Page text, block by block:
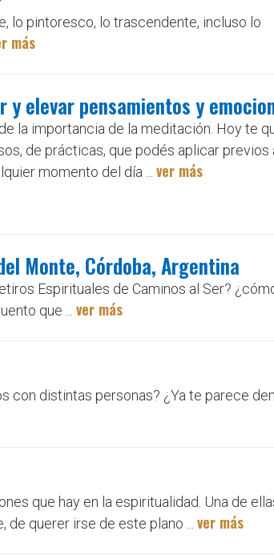
lo pintoresco, lo trascendente, incluso lo
más
y elevar pensamientos y
la importancia de la meditación. Hoy te
de prácticas, que podés aplicar previos
momento del día ... ver más
Monte, Córdoba, Argentina
Espirituales de Caminos al Ser?
que ... ver más
con distintas personas? ¿Ya te parece
que hay en la espiritualidad. Una de
de querer irse de este plano ... ver más